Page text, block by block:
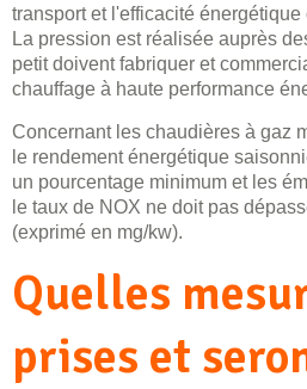
transport et l'efficacité énergétique
La pression est réalisée auprès
petit doivent fabriquer et
chauffage à haute performance
Concernant les chaudières à gaz
le rendement énergétique
un pourcentage minimum et les
le taux de NOX ne doit pas
(exprimé en mg/kw).
Quelles
prises et